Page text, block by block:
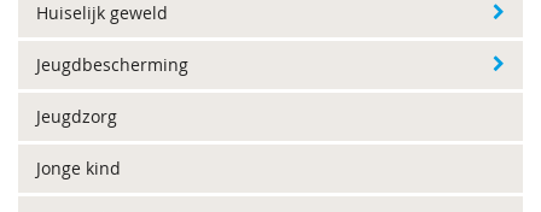
Huiselijk geweld
Jeugdbescherming
Jeugdzorg
Jonge kind